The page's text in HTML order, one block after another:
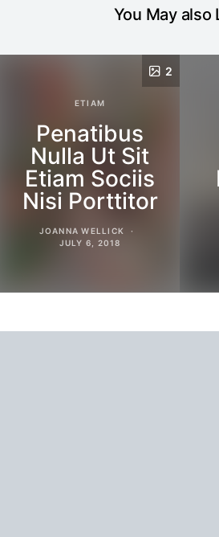
You May also
2
ETIAM
Penatibus
Nulla Ut Sit
Etiam Sociis
Nisi Porttitor
JOANNA WELLICK
JULY 6, 2018